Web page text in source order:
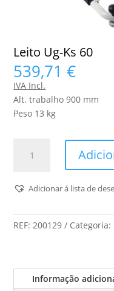
Leito Ug-Ks 60
539,71€
IVA Incl.
Alt. trabalho 900 mm
Peso 13 kg
Ug-
60
Adicionar á lista de
REF: 200129 Categoria:
Informação